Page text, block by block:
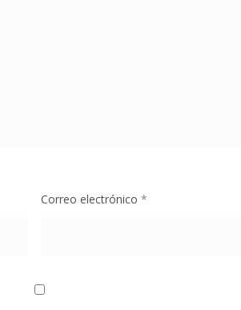
Correo electrónico *